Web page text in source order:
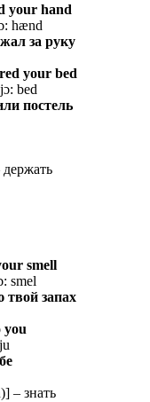
your hand
hænd
за руку
your bed
bed
постель
smell
smel
твой запах
you
– знать